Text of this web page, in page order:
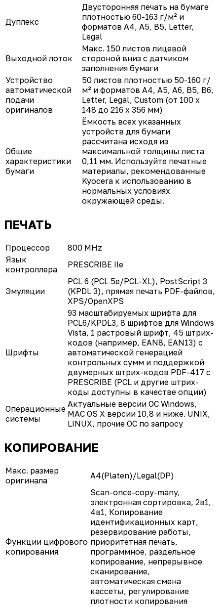
Дуплекс
Двусторонняя печать на бумаге
плотностью 60-163 г/м² и
форматов A4, A5, B5, Letter,
Legal
Выходной лоток
Макс. 150 листов лицевой
стороной вниз с датчиком
заполнения бумаги
Устройство
автоматической
подачи
оригиналов
50 листов плотностью 50-160 г/
м² и форматов A4, A5, A6, B5, B6,
Letter, Legal, Custom (от 100 x
148 до 216 x 356 мм)
Общие
характеристики
бумаги
Ёмкость всех указанных
устройств для бумаги
рассчитана исходя из
максимальной толщины листа
0,11 мм. Используйте печатные
материалы, рекомендованные
Kyocera к использованию в
нормальных условиях
окружающей среды.
ПЕЧАТЬ
Процессор
800 MHz
Язык
контроллера
PRESCRIBE IIe
Эмуляции
PCL 6 (PCL 5e/PCL-XL), PostScript 3
(KPDL 3), прямая печать PDF-файлов,
XPS/OpenXPS
Шрифты
93 масштабируемых шрифта для
PCL6/KPDL3, 8 шрифтов для Windows
Vista, 1 растровый шрифт, 45 штрих-
кодов (например, EAN8, EAN13) с
автоматической генерацией
контрольных сумм и поддержкой
двумерных штрих-кодов PDF-417 с
PRESCRIBE (PCL и другие штрих-
коды доступны в качестве опции)
Операционные
системы
Актуальные версии ОС Windows,
MAC OS X версии 10,8 и ниже. UNIX,
LINUX, прочие ОС по запросу
КОПИРОВАНИЕ
Макс. размер
оригинала
A4(Platen)/Legal(DP)
Функции цифрового
копирования
Scan-once-copy-many,
электронная сортировка, 2в1,
4в1, Копирование
идентификационных карт,
резервирование работы,
приоритетная печать,
программное, раздельное
копирование, непрерывное
сканирование,
автоматическая смена
кассеты, регулирование
плотности копирования